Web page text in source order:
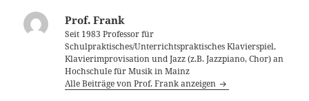
Prof. Frank
Seit 1983 Professor für
Schulpraktisches/Unterrichtspraktisches Klavierspiel,
Klavierimprovisation und Jazz (z.B. Jazzpiano, Chor) an
Hochschule für Musik in Mainz
Alle Beiträge von Prof. Frank anzeigen